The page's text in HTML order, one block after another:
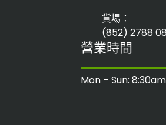
貨場：
(852) 2788
營業時間
Mon – Sun: